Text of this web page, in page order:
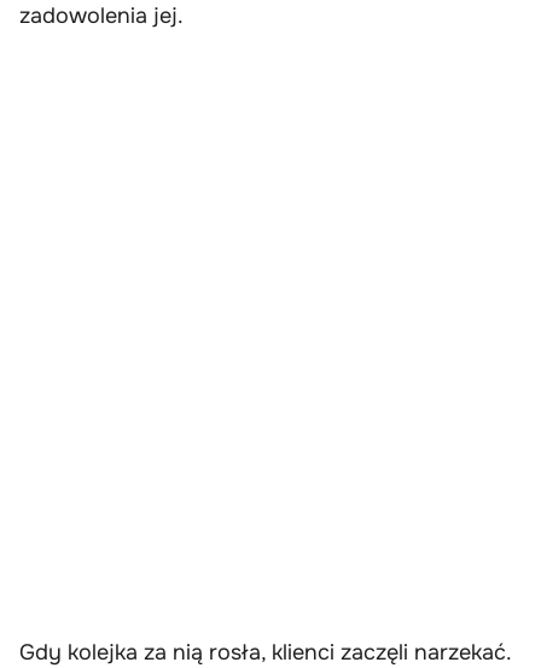
zadowolenia jej.
Gdy kolejka za nią rosła, klienci zaczęli narzekać.